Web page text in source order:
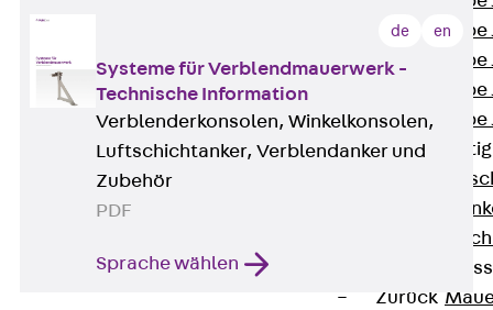
Zahnschraube
Zahnschraube
Zahnschraube
Zahnschraube
Zurück
de en
Systeme für Verblendmauerwerk -
Technische Information
Verblenderkonsolen, Winkelkonsolen,
Luftschichtanker, Verblendanker und
Zubehör
PDF
Sprache wählen